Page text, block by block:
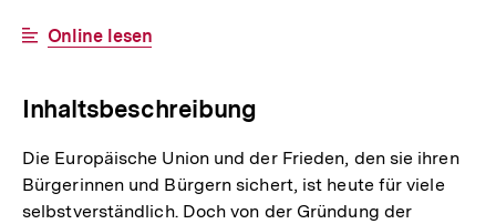
Interner
Online lesen
Inhaltsbeschreibung
Die Europäische Union und der Frieden, den sie ihren
Bürgerinnen und Bürgern sichert, ist heute für viele
selbstverständlich. Doch von der Gründung der